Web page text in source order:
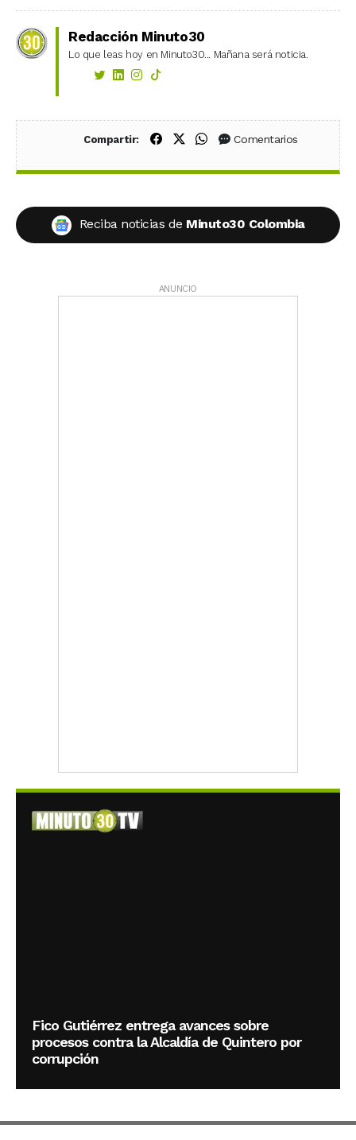
Redacción Minuto30
Lo que leas hoy en Minuto30... Mañana será noticia.
Compartir: Compartir en Facebook
Compartir en X (Twitter)
Compartir en WhatsApp
Comentarios
Reciba noticias de Minuto30 Colombia
ANUNCIO
Fico Gutiérrez entrega avances sobre
procesos contra la Alcaldía de Quintero por
corrupción